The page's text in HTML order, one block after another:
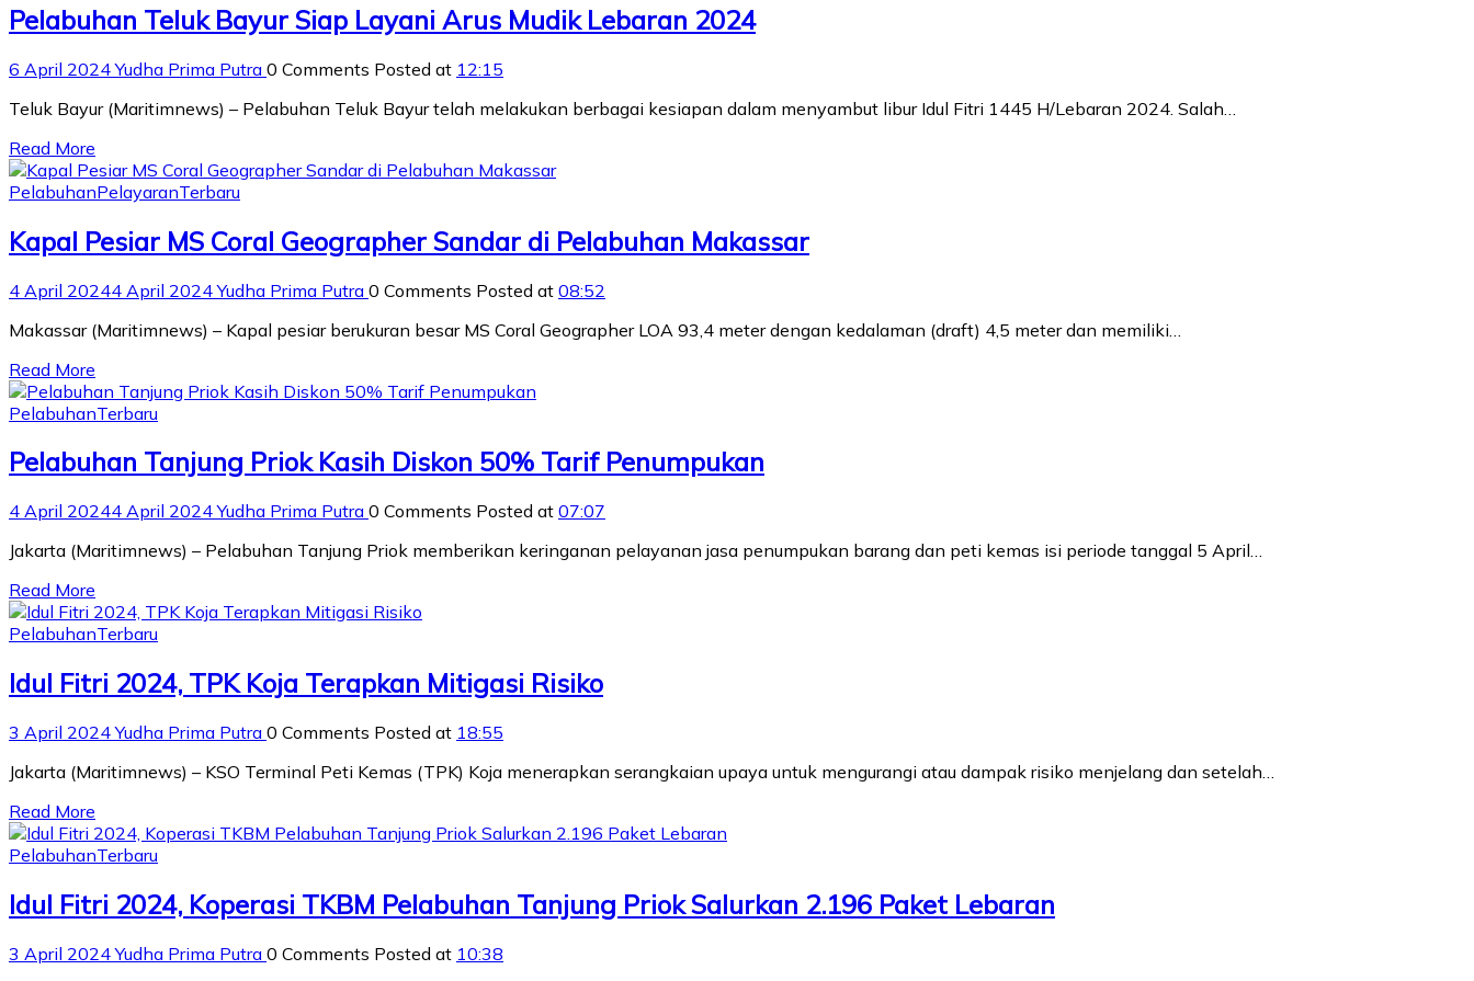
Pelabuhan Teluk Bayur Siap Layani Arus Mudik Lebaran 2024
6 April 2024 Yudha Prima Putra 0 Comments Posted at 12:15
Teluk Bayur (Maritimnews) – Pelabuhan Teluk Bayur telah melakukan berbagai kesiapan dalam menyambut libur Idul Fitri 1445 H/Lebaran 2024. Salah…
Read More
PelabuhanPelayaranTerbaru
Kapal Pesiar MS Coral Geographer Sandar di Pelabuhan Makassar
4 April 20244 April 2024 Yudha Prima Putra 0 Comments Posted at 08:52
Makassar (Maritimnews) – Kapal pesiar berukuran besar MS Coral Geographer LOA 93,4 meter dengan kedalaman (draft) 4,5 meter dan memiliki…
Read More
PelabuhanTerbaru
Pelabuhan Tanjung Priok Kasih Diskon 50% Tarif Penumpukan
4 April 20244 April 2024 Yudha Prima Putra 0 Comments Posted at 07:07
Jakarta (Maritimnews) – Pelabuhan Tanjung Priok memberikan keringanan pelayanan jasa penumpukan barang dan peti kemas isi periode tanggal 5 April…
Read More
PelabuhanTerbaru
Idul Fitri 2024, TPK Koja Terapkan Mitigasi Risiko
3 April 2024 Yudha Prima Putra 0 Comments Posted at 18:55
Jakarta (Maritimnews) – KSO Terminal Peti Kemas (TPK) Koja menerapkan serangkaian upaya untuk mengurangi atau dampak risiko menjelang dan setelah…
Read More
PelabuhanTerbaru
Idul Fitri 2024, Koperasi TKBM Pelabuhan Tanjung Priok Salurkan 2.196 Paket Lebaran
3 April 2024 Yudha Prima Putra 0 Comments Posted at 10:38